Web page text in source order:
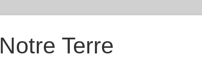
Notre Terre